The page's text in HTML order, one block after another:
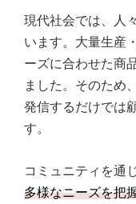
現代社会では、人
います。大量生産
ーズに合わせた商
ました。そのため
発信するだけでは
す。
コミュニティを通
多様なニーズを把